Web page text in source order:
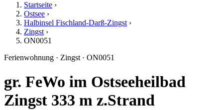
Startseite ›
Ostsee ›
Halbinsel Fischland-Darß-Zingst ›
Zingst ›
ON0051
Ferienwohnung · Zingst · ON0051
gr. FeWo im Ostseeheilbad
Zingst 333 m z.Strand